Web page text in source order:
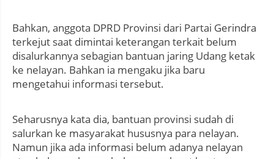
Bahkan, anggota DPRD Provinsi dari Partai Gerindra
terkejut saat dimintai keterangan terkait belum
disalurkannya sebagian bantuan jaring Udang ketak
ke nelayan. Bahkan ia mengaku jika baru
mengetahui informasi tersebut.
Seharusnya kata dia, bantuan provinsi sudah di
salurkan ke masyarakat hususnya para nelayan.
Namun jika ada informasi belum adanya nelayan